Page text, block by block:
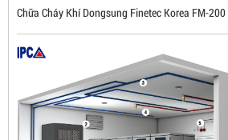
Mã sản phẩm: DX500
Chữa Cháy Khí Dongsung Finetec Korea FM-200